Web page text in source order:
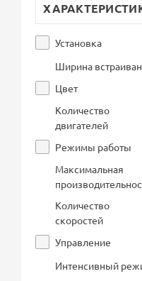
Установка
Ширина
Цвет
Количество
двигателей
Режимы работы
Максимальная
Количество
скоростей
Управление
Интенсивный